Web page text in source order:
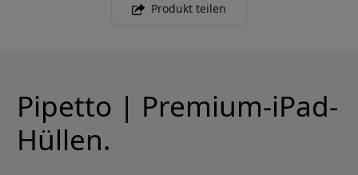
Produkt teilen
Pipetto | Premium-iPad-
Hüllen.